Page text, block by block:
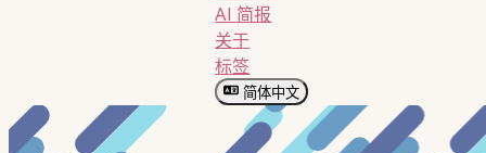
AI 简报
关于
标签
简体中文